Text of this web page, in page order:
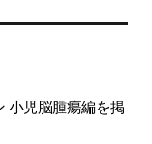
小児脳腫瘍編を掲